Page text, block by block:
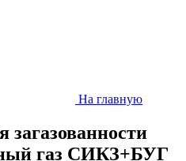
На главную
загазованности
газ СИКЗ+БУГ